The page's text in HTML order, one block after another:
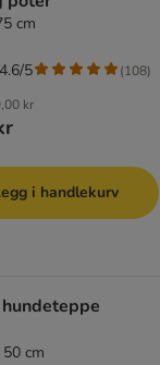
cm
kr
5 (108)
i handlekurv
cm